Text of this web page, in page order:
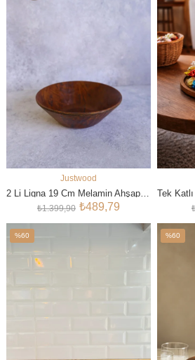
SEPETE EKLE
Justwood
2 Li Ligna 19 Cm Melamin Ahşap Rölyefli Salata Tabağı, Servis Tabağı, Çukur Kase, Çerezlik
₺489,79
₺1.399,90
%60
%60İndirim
%60